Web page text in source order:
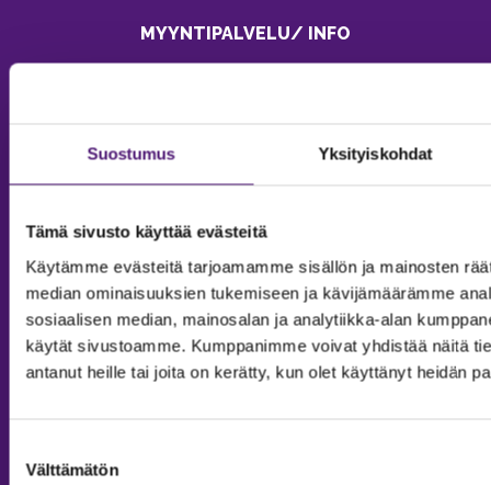
Suostumus Yksityiskohdat
Tämä sivusto käyttää evästeitä
Käytämme evästeitä tarjoamamme sisällön ja mainosten
median ominaisuuksien tukemiseen ja kävijämäärämme
sosiaalisen median, mainosalan ja analytiikka-alan
käytät sivustoamme. Kumppanimme voivat yhdistää näitä
antanut heille tai joita on kerätty, kun olet käyttänyt heidän
valinta
Välttämätön
MYYNTIPALVELU/ INFO